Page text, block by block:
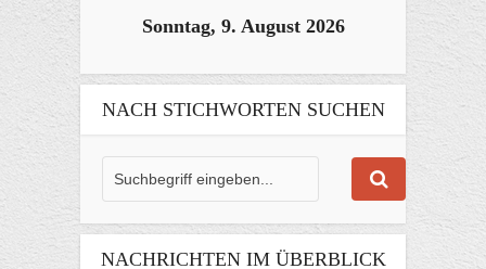
Sonntag, 9. August 2026
NACH STICHWORTEN SUCHEN
NACHRICHTEN IM ÜBERBLICK